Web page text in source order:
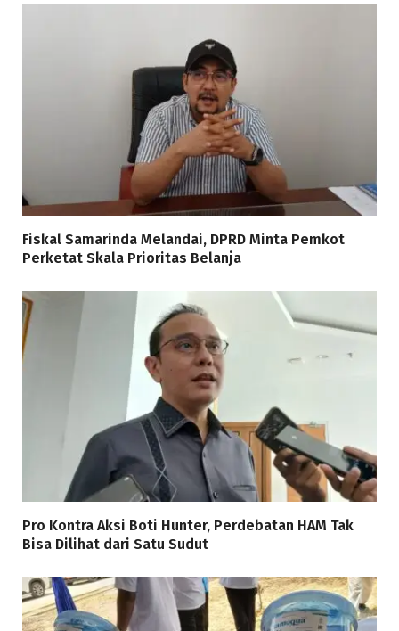
Fiskal Samarinda Melandai, DPRD Minta Pemkot
Perketat Skala Prioritas Belanja
Pro Kontra Aksi Boti Hunter, Perdebatan HAM Tak
Bisa Dilihat dari Satu Sudut